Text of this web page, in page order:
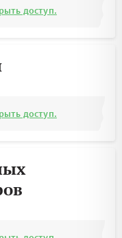
доступ.
доступ.